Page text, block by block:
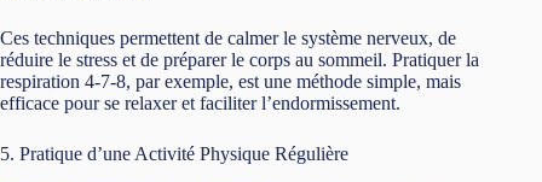
Ces techniques permettent de calmer le système nerveux, de
réduire le stress et de préparer le corps au sommeil. Pratiquer la
respiration 4-7-8, par exemple, est une méthode simple, mais
efficace pour se relaxer et faciliter l’endormissement.
5. Pratique d’une Activité Physique Régulière